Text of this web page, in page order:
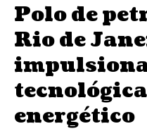
Polo de
Rio de
energético